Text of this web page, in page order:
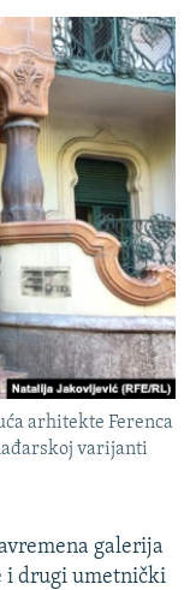
arhitekte Ferenca
varijanti
galerija
i drugi umetnički